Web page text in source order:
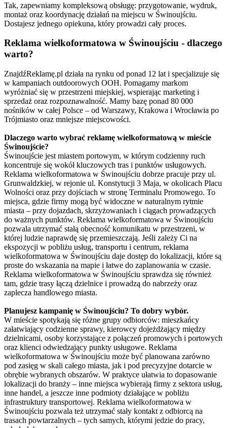
Tak, zapewniamy kompleksową obsługę: przygotowanie, wydruk,
montaż oraz koordynację działań na miejscu w Świnoujściu.
Dostajesz jednego opiekuna, który prowadzi cały proces.
Reklama wielkoformatowa w Świnoujściu - dlaczego
warto?
ZnajdźReklamę.pl działa na rynku od ponad 12 lat i specjalizuje się
w kampaniach outdoorowych OOH. Pomagamy markom
wyróżniać się w przestrzeni miejskiej, wspierając marketing i
sprzedaż oraz rozpoznawalność. Mamy bazę ponad 80 000
nośników w całej Polsce – od Warszawy, Krakowa i Wrocławia po
Trójmiasto oraz mniejsze miejscowości.
Dlaczego warto wybrać reklamę wielkoformatową w mieście
Świnoujście?
Świnoujście jest miastem portowym, w którym codzienny ruch
koncentruje się wokół kluczowych tras i punktów usługowych.
Reklama wielkoformatowa w Świnoujściu dobrze pracuje przy ul.
Grunwaldzkiej, w rejonie ul. Konstytucji 3 Maja, w okolicach Placu
Wolności oraz przy dojściach w stronę Terminalu Promowego. To
miejsca, gdzie firmy mogą być widoczne w naturalnym rytmie
miasta – przy dojazdach, skrzyżowaniach i ciągach prowadzących
do ważnych punktów. Reklama wielkoformatowa w Świnoujściu
pozwala utrzymać stałą obecność komunikatu w przestrzeni, w
której ludzie naprawdę się przemieszczają. Jeśli zależy Ci na
ekspozycji w pobliżu usług, transportu i centrum, reklama
wielkoformatowa w Świnoujściu daje dostęp do lokalizacji, które są
proste do wskazania na mapie i łatwe do zaplanowania w czasie.
Reklama wielkoformatowa w Świnoujściu sprawdza się również
tam, gdzie trasy łączą dzielnice i prowadzą do nabrzeży oraz
zaplecza handlowego miasta.
Planujesz kampanię w Świnoujściu? To dobry wybór.
W mieście spotykają się różne grupy odbiorców: mieszkańcy
załatwiający codzienne sprawy, kierowcy dojeżdżający między
dzielnicami, osoby korzystające z połączeń promowych i portowych
oraz klienci odwiedzający punkty usługowe. Reklama
wielkoformatowa w Świnoujściu może być planowana zarówno
pod zasięg w skali całego miasta, jak i pod precyzyjne dotarcie w
obrębie wybranych obszarów. W praktyce ułatwia to dopasowanie
lokalizacji do branży – inne miejsca wybierają firmy z sektora usług,
inne handel, a jeszcze inne podmioty działające w pobliżu
infrastruktury transportowej. Reklama wielkoformatowa w
Świnoujściu pozwala też utrzymać stały kontakt z odbiorcą na
trasach powtarzalnych – tych samych, którymi jedzie do pracy,